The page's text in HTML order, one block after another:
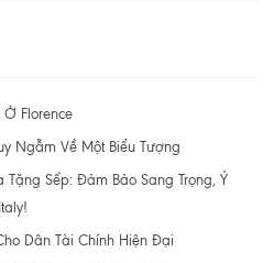
Florence
Ngẫm Về Một Biểu Tượng
Sếp: Đảm Bảo Sang Trọng, Ý
Dân Tài Chính Hiện Đại